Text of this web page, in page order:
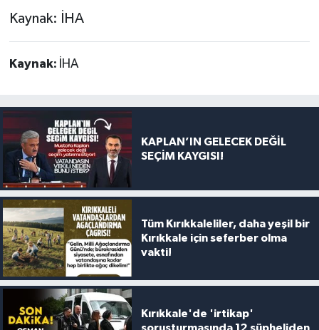
Kaynak: İHA
Kaynak: İHA
KAPLAN’IN GELECEK DEĞİL
SEÇİM KAYGISI!
Tüm Kırıkkaleliler, daha yeşil bir
Kırıkkale için seferber olma
vakti!
Kırıkkale'de 'irtikap'
soruşturmasında 12 şüpheliden